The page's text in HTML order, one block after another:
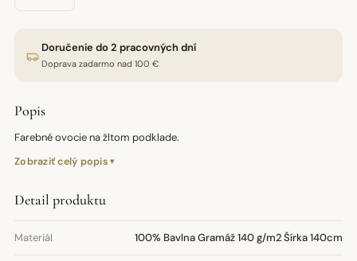
Doručenie do 2 pracovných dní
Doprava zadarmo nad 100 €
Popis
Farebné ovocie na žltom podklade.
Zobraziť celý popis
Detail produktu
Materiál 100% Bavlna Gramáž 140 g/m2 Šírka 140cm